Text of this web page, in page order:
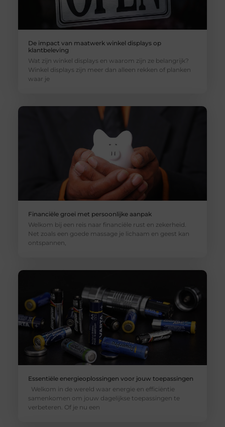
De impact van maatwerk winkel displays op
klantbeleving
Wat zijn winkel displays en waarom zijn ze belangrijk?
Winkel displays zijn meer dan alleen rekken of planken
waar je
Financiële groei met persoonlijke aanpak
Welkom bij een reis naar financiële rust en zekerheid.
Net zoals een goede massage je lichaam en geest kan
ontspannen,
Essentiële energieoplossingen voor jouw toepassingen
Welkom in de wereld waar energie en efficiëntie
samenkomen om jouw dagelijkse toepassingen te
verbeteren. Of je nu een